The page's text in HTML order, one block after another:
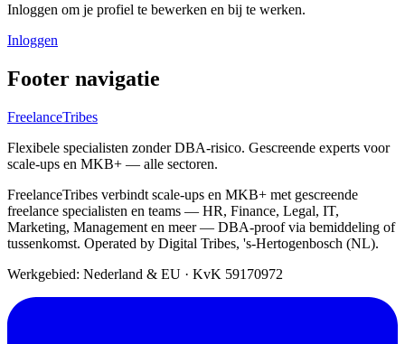
Inloggen om je profiel te bewerken en bij te werken.
Inloggen
Footer navigatie
FreelanceTribes
Flexibele specialisten zonder DBA-risico. Gescreende experts voor
scale-ups en MKB+ — alle sectoren.
FreelanceTribes verbindt scale-ups en MKB+ met gescreende
freelance specialisten en teams — HR, Finance, Legal, IT,
Marketing, Management en meer — DBA-proof via bemiddeling of
tussenkomst. Operated by Digital Tribes, 's-Hertogenbosch (NL).
Werkgebied: Nederland & EU · KvK 59170972